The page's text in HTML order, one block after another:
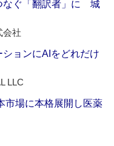
なぐ「翻訳者」に 城
会社
ョンにAIをどれだけ
LLC
市場に本格展開し医薬